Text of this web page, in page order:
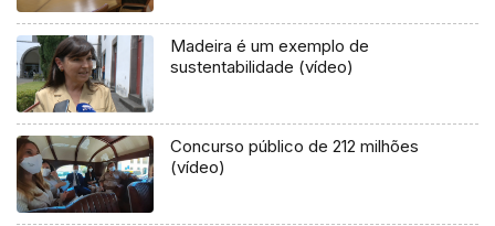
Madeira é um exemplo de
sustentabilidade (vídeo)
Concurso público de 212 milhões
(vídeo)